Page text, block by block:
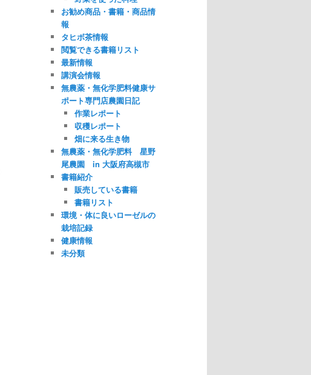
お勧め商品・書籍・商品情
報
タヒボ茶情報
閲覧できる書籍リスト
最新情報
講演会情報
無農薬・無化学肥料健康サ
ポート専門店農園日記
作業レポート
収穫レポート
畑に来る生き物
無農薬・無化学肥料 星野
尾農園 in 大阪府高槻市
書籍紹介
販売している書籍
書籍リスト
環境・体に良いローゼルの
栽培記録
健康情報
未分類